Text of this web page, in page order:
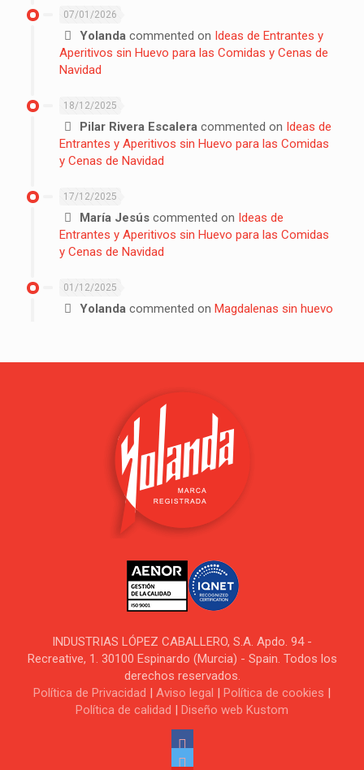
07/01/2026
Yolanda commented on Ideas de Entrantes y
Aperitivos sin Huevo para las Comidas y Cenas de
Navidad
18/12/2025
Pilar Rivera Escalera commented on Ideas de
Entrantes y Aperitivos sin Huevo para las Comidas
y Cenas de Navidad
17/12/2025
María Jesús commented on Ideas de
Entrantes y Aperitivos sin Huevo para las Comidas
y Cenas de Navidad
01/12/2025
Yolanda commented on Magdalenas sin huevo
INDUSTRIAS LÓPEZ CABALLERO, S.A. Apdo. 94 -
Recreative, 1. 30100 Espinardo (Murcia) - Spain. Todos los
derechos reservados.
Política de Privacidad | Aviso legal | Política de cookies |
Política de calidad | Diseño web Kustom